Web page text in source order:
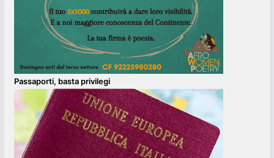
Passaporti, basta privilegi